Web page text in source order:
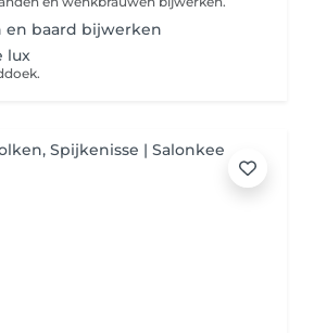
en baard bijwerken
lux